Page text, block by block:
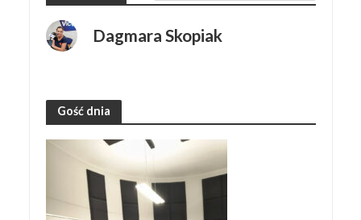
Dagmara Skopiak
Gość dnia